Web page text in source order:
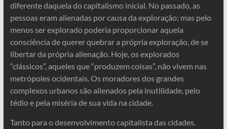
diferente daquela do capitalismo inicial. No passado, as
pessoas eram alienadas por causa da exploração; mas pelo
menos ser explorado poderia proporcionar aquela
consciência de querer quebrar a própria exploração, de se
libertar da própria alienação. Hoje, os explorados
“clássicos”, aqueles que “produzem coisas”, não vivem nas
metrópoles ocidentais. Os moradores dos grandes
complexos urbanos são alienados pela inutilidade, pelo
tédio e pela miséria de sua vida na cidade.
Tanto para o desenvolvimento capitalista das cidades.